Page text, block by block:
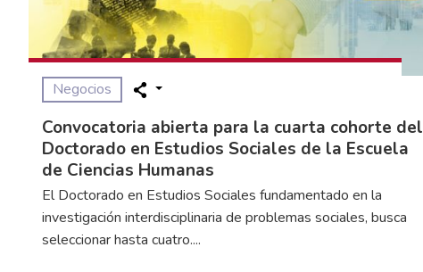
Negocios
Convocatoria abierta para la cuarta cohorte del
Doctorado en Estudios Sociales de la Escuela
de Ciencias Humanas
El Doctorado en Estudios Sociales fundamentado en la
investigación interdisciplinaria de problemas sociales, busca
seleccionar hasta cuatro....